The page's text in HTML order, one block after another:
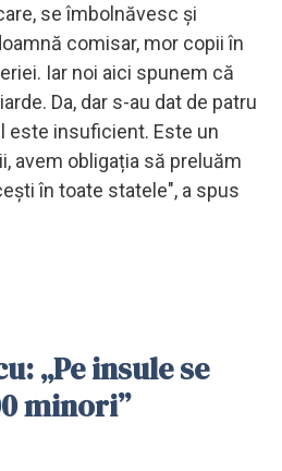
se îmbolnăvesc și
comisar, mor copii în
Iar noi aici spunem că
Da, dar s-au dat de patru
este insuficient. Este un
avem obligația să preluăm
în toate statele", a spus
„Pe insule se
minori”